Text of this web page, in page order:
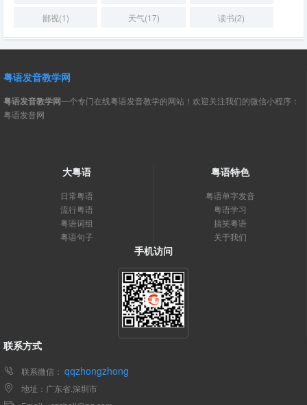
鄙视(1)
天气(17) 读书(2)
粤语发音教学网
粤语发音教学网一个专门在线粤语发音教学的网站！欢迎关注我们的微信小程序：
粤语发音网
大粤语
日常粤语
流行粤语
粤语词组
粤语句子
粤语特色
粤语单字发音
粤语学习
搞笑粤语
关于我们
手机访问
联系方式
联系微信： qqzhongzhong
地址：广东省.深圳市